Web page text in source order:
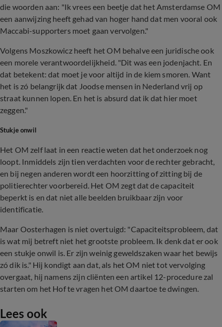
die woorden aan: "Ik vrees een beetje dat het Amsterdamse OM
een aanwijzing heeft gehad van hoger hand dat men vooral ook
Maccabi-supporters moet gaan vervolgen."
Volgens Moszkowicz heeft het OM behalve een juridische ook
een morele verantwoordelijkheid. "Dit was een jodenjacht. En
dat betekent: dat moet je voor altijd in de kiem smoren. Want
het is zó belangrijk dat Joodse mensen in Nederland vrij op
straat kunnen lopen. En het is absurd dat ik dat hier moet
zeggen."
Stukje onwil
Het OM zelf laat in een reactie weten dat het onderzoek nog
loopt. Inmiddels zijn tien verdachten voor de rechter gebracht,
en bij negen anderen wordt een hoorzitting of zitting bij de
politierechter voorbereid. Het OM zegt dat de capaciteit
beperkt is en dat niet alle beelden bruikbaar zijn voor
identificatie.
Maar Oosterhagen is niet overtuigd: "Capaciteitsprobleem, dat
is wat mij betreft niet het grootste probleem. Ik denk dat er ook
een stukje onwil is. Er zijn weinig geweldszaken waar het bewijs
zó dik is." Hij kondigt aan dat, als het OM niet tot vervolging
overgaat, hij namens zijn cliënten een artikel 12-procedure zal
starten om het Hof te vragen het OM daartoe te dwingen.
Lees ook